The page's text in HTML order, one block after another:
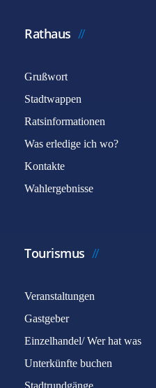
Rathaus
Grußwort
Stadtwappen
Ratsinformationen
Was erledige ich wo?
Kontakte
Wahlergebnisse
Tourismus
Veranstaltungen
Gastgeber
Einzelhandel/ Wer hat was
Unterkünfte buchen
Stadtrundgänge